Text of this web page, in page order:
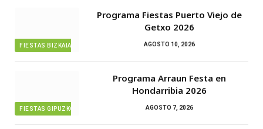
FIESTAS BIZKAIA
Programa Fiestas Puerto Viejo de
Getxo 2026
AGOSTO 10, 2026
FIESTAS GIPUZKOA
Programa Arraun Festa en
Hondarribia 2026
AGOSTO 7, 2026